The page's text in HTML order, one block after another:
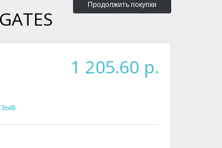
Продолжить покупки
1 205.60 р.